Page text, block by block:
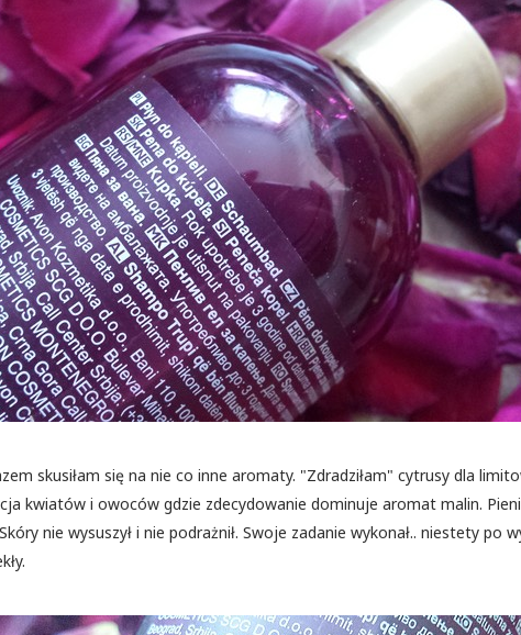
skusiłam się na nie co inne aromaty. "Zdradziłam" cytrusy dla
kwiatów i owoców gdzie zdecydowanie dominuje aromat malin.
nie wysuszył i nie podrażnił. Swoje zadanie wykonał.. niestety po